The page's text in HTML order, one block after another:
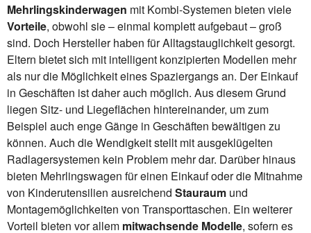
Mehrlingskinderwagen mit Kombi-Systemen bieten viele
Vorteile, obwohl sie – einmal komplett aufgebaut – groß
sind. Doch Hersteller haben für Alltagstauglichkeit gesorgt.
Eltern bietet sich mit intelligent konzipierten Modellen mehr
als nur die Möglichkeit eines Spaziergangs an. Der Einkauf
in Geschäften ist daher auch möglich. Aus diesem Grund
liegen Sitz- und Liegeflächen hintereinander, um zum
Beispiel auch enge Gänge in Geschäften bewältigen zu
können. Auch die Wendigkeit stellt mit ausgeklügelten
Radlagersystemen kein Problem mehr dar. Darüber hinaus
bieten Mehrlingswagen für einen Einkauf oder die Mitnahme
von Kinderutensilien ausreichend Stauraum und
Montagemöglichkeiten von Transporttaschen. Ein weiterer
Vorteil bieten vor allem mitwachsende Modelle, sofern es